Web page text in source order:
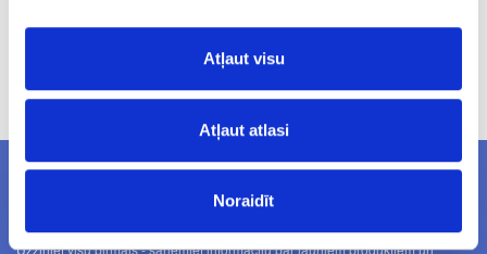
Atļaut visu
Atļaut atlasi
Noraidīt
Cenas norādītas bez PVN. Cenas var tikt mainītas bez iepriekšēja
brīdinājuma.
Uzziniet visu pirmais - saņemiet informāciju par jauniem produktiem un